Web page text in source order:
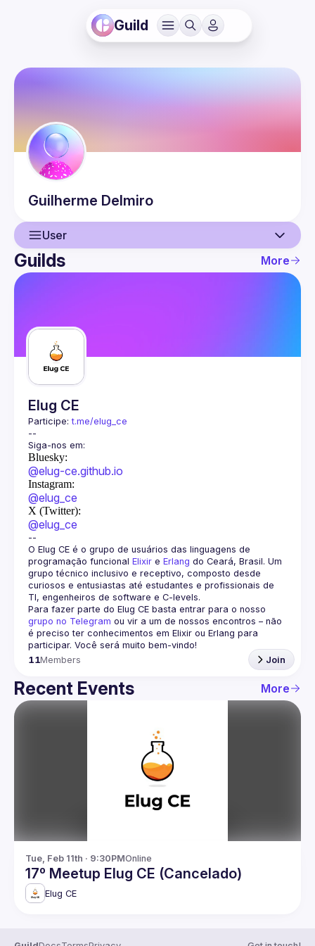
Guild
Guilherme Delmiro
User
User
Guilds
Guilds More
Elug CE
Participe: t.me/elug_ce
Bluesky:
@elug-ce.github.io
Instagram:
@elug_ce
X (Twitter):
@elug_ce
O Elug CE é o grupo de usuários das linguagens de
programação funcional Elixir e Erlang do Ceará, Brasil. Um
grupo técnico inclusivo e receptivo, composto desde
curiosos e entusiastas até estudantes e profissionais de
TI, engenheiros de software e C-levels.
grupo no Telegram ou vir a um de nossos encontros – não
é preciso ter conhecimentos em Elixir ou Erlang para
participar. Você será muito bem-vindo!
11Members Join
Recent Events More
Tue, Feb 11th · 9:30PMOnline
17º Meetup Elug CE (Cancelado)
Elug CE